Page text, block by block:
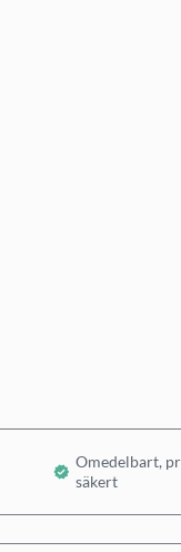
Omedelbart,
säkert